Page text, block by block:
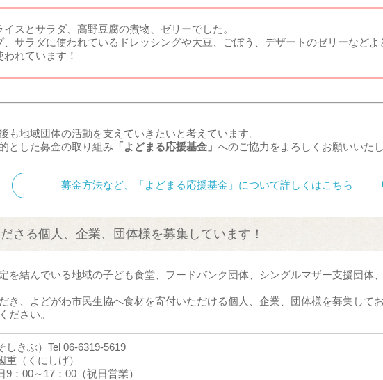
スとサラダ、高野豆腐の煮物、ゼリーでした。
サラダに使われているドレッシングや大豆、ごぼう、デザートのゼリーなど
れています！
も地域団体の活動を支えていきたいと考えています。
とした募金の取り組み 「よどまる応援基金」 へのご協力をよろしくお願いいたし
募金方法など、「よどまる応援基金」について詳しくはこちら
さる個人、企業、団体様を募集しています！
を結んでいる地域の子ども食堂、フードバンク団体、シングルマザー支援団体
き、よどがわ市民生協へ食材を寄付いただける個人、企業、団体様を募集して
ださい。
きぶ）Tel 06-6319-5619
（くにしげ）
：00～17：00（祝日営業）